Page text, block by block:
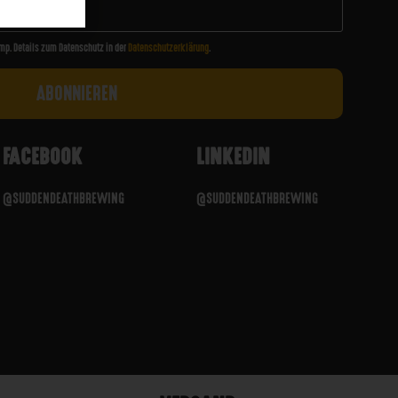
Details zum Datenschutz in der Datenschutzerklärung.
FACEBOOK
@SUDDENDEATHBREWING
LINKEDIN
@SUDDENDEATHBREWING